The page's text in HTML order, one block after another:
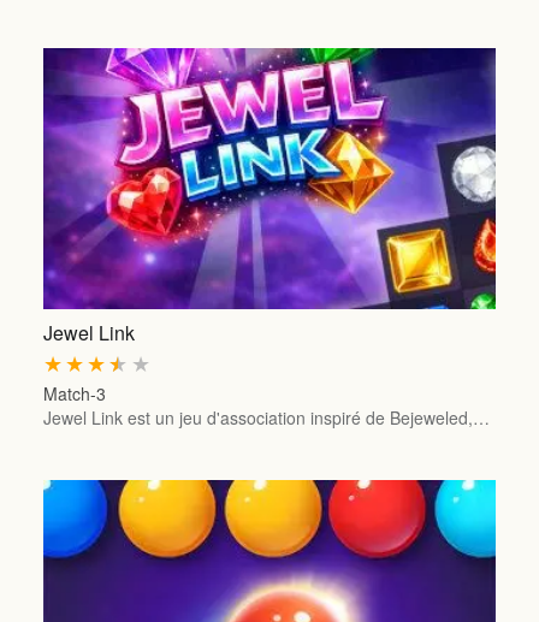
Jewel Link
★
★
★
★
★
Match-3
Jewel Link est un jeu d'association inspiré de Bejeweled,…